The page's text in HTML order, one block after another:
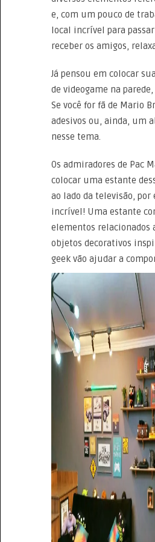
e, com um pouco de
local incrível para passar
receber os amigos,
Já pensou em colocar
de videogame na
Se você for fã de Mario
adesivos ou, ainda, um
nesse tema.
Os admiradores de Pac
colocar uma estante
ao lado da televisão, por
incrível! Uma estante
elementos relacionados
objetos decorativos
geek vão ajudar a